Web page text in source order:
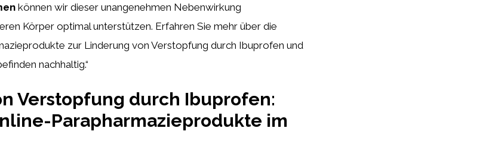
können wir dieser unangenehmen Nebenwirkung
Körper optimal unterstützen. Erfahren Sie mehr über die
zur Linderung von Verstopfung durch Ibuprofen und
nachhaltig.“
Verstopfung durch Ibuprofen:
Parapharmazieprodukte im